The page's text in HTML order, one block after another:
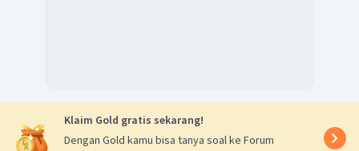
Klaim Gold gratis sekarang!
Dengan Gold kamu bisa tanya soal ke Forum